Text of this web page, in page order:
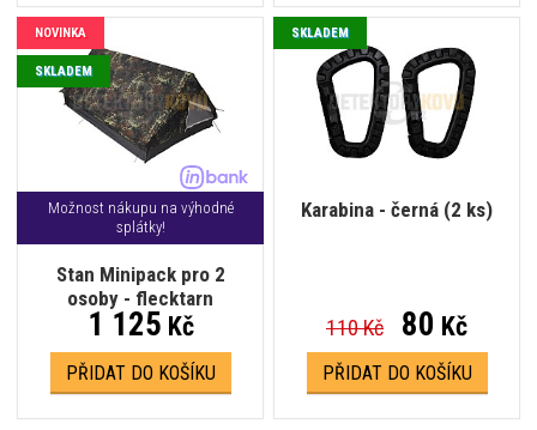
Možnost nákupu na výhodné
splátky!
Stan Minipack pro 2
osoby - flecktarn
NOVINKA
SKLADEM
1 125 Kč
PŘIDAT DO KOŠÍKU
Karabina - černá (2 ks)
SKLADEM
110 Kč 80 Kč
PŘIDAT DO KOŠÍKU